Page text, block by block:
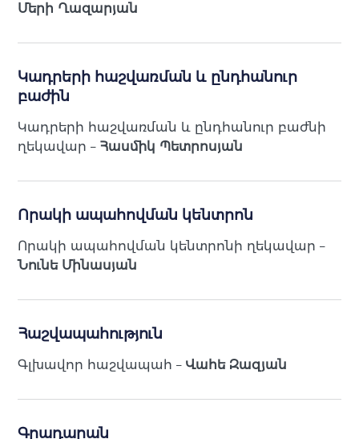
Մերի Ղազարյան
Կադրերի հաշվառման և ընդհանուր
բաժին
Կադրերի հաշվառման և ընդհանուր բաժնի
ղեկավար – Հասմիկ Պետրոսյան
Որակի ապահովման կենտրոն
Որակի ապահովման կենտրոնի ղեկավար –
Նունե Մինասյան
Հաշվապահություն
Գլխավոր հաշվապահ – Վահե Զազյան
Գրադարան